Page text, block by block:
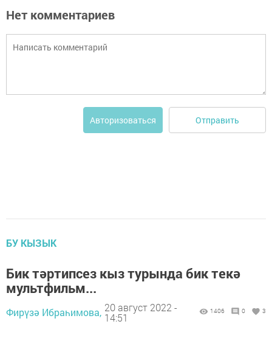
Нет комментариев
Авторизоваться Отправить
БУ КЫЗЫК
Бик тәр­тип­сез кыз ту­рын­да бик те­кә
мульт­фильм...
Фирүзә Ибраһимова, 20 август 2022 -
14:51
1406 0 3